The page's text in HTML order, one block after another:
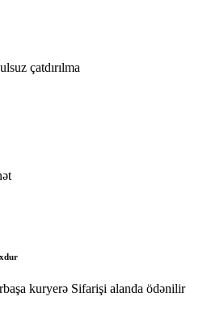
çatdırılma
kuryerə Sifarişi alanda ödənilir